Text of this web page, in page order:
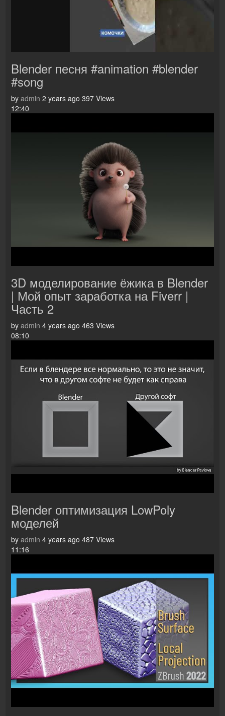
Blender песня #animation #blender
#song
by admin 2 years ago 397 Views
12:40
3D моделирование ёжика в Blender
| Мой опыт заработка на Fiverr |
Часть 2
by admin 4 years ago 463 Views
08:10
Blender оптимизация LowPoly
моделей
by admin 4 years ago 487 Views
11:16